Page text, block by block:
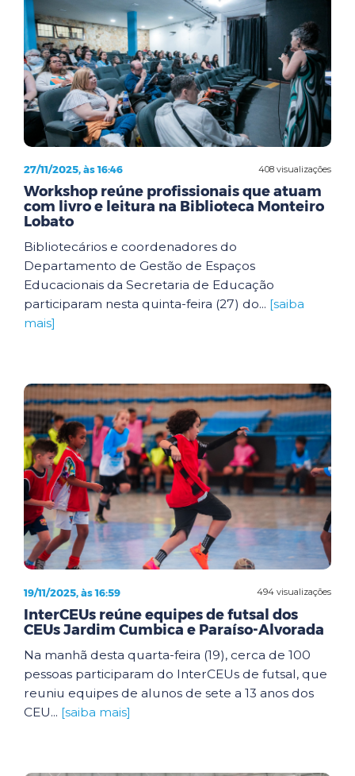
408 visualizações
27/11/2025, às 16:46
Workshop reúne profissionais que atuam
com livro e leitura na Biblioteca Monteiro
Lobato
Bibliotecários e coordenadores do
Departamento de Gestão de Espaços
Educacionais da Secretaria de Educação
participaram nesta quinta-feira (27) do... [saiba
mais]
494 visualizações
19/11/2025, às 16:59
InterCEUs reúne equipes de futsal dos
CEUs Jardim Cumbica e Paraíso-Alvorada
Na manhã desta quarta-feira (19), cerca de 100
pessoas participaram do InterCEUs de futsal, que
reuniu equipes de alunos de sete a 13 anos dos
CEU... [saiba mais]